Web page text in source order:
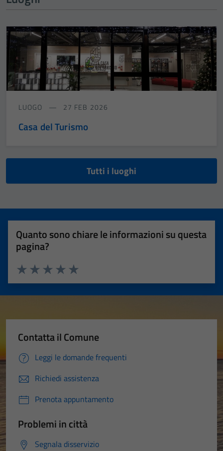
LUOGO 27 FEB 2026
Casa del Turismo
Tutti i luoghi
Quanto sono chiare le informazioni su questa
pagina?
Valuta 5 stelle su 5
Valuta 4 stelle su 5
Valuta 3 stelle su 5
Valuta 2 stelle su 5
Valuta 1 stelle su 5
Contatta il Comune
Leggi le domande frequenti
Richiedi assistenza
Prenota appuntamento
Problemi in città
Segnala disservizio